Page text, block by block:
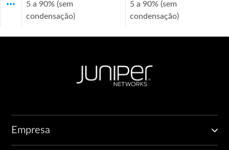
more_horiz
5 a 90% (sem
condensação)
5 a 90% (sem
condensação)
Empresa